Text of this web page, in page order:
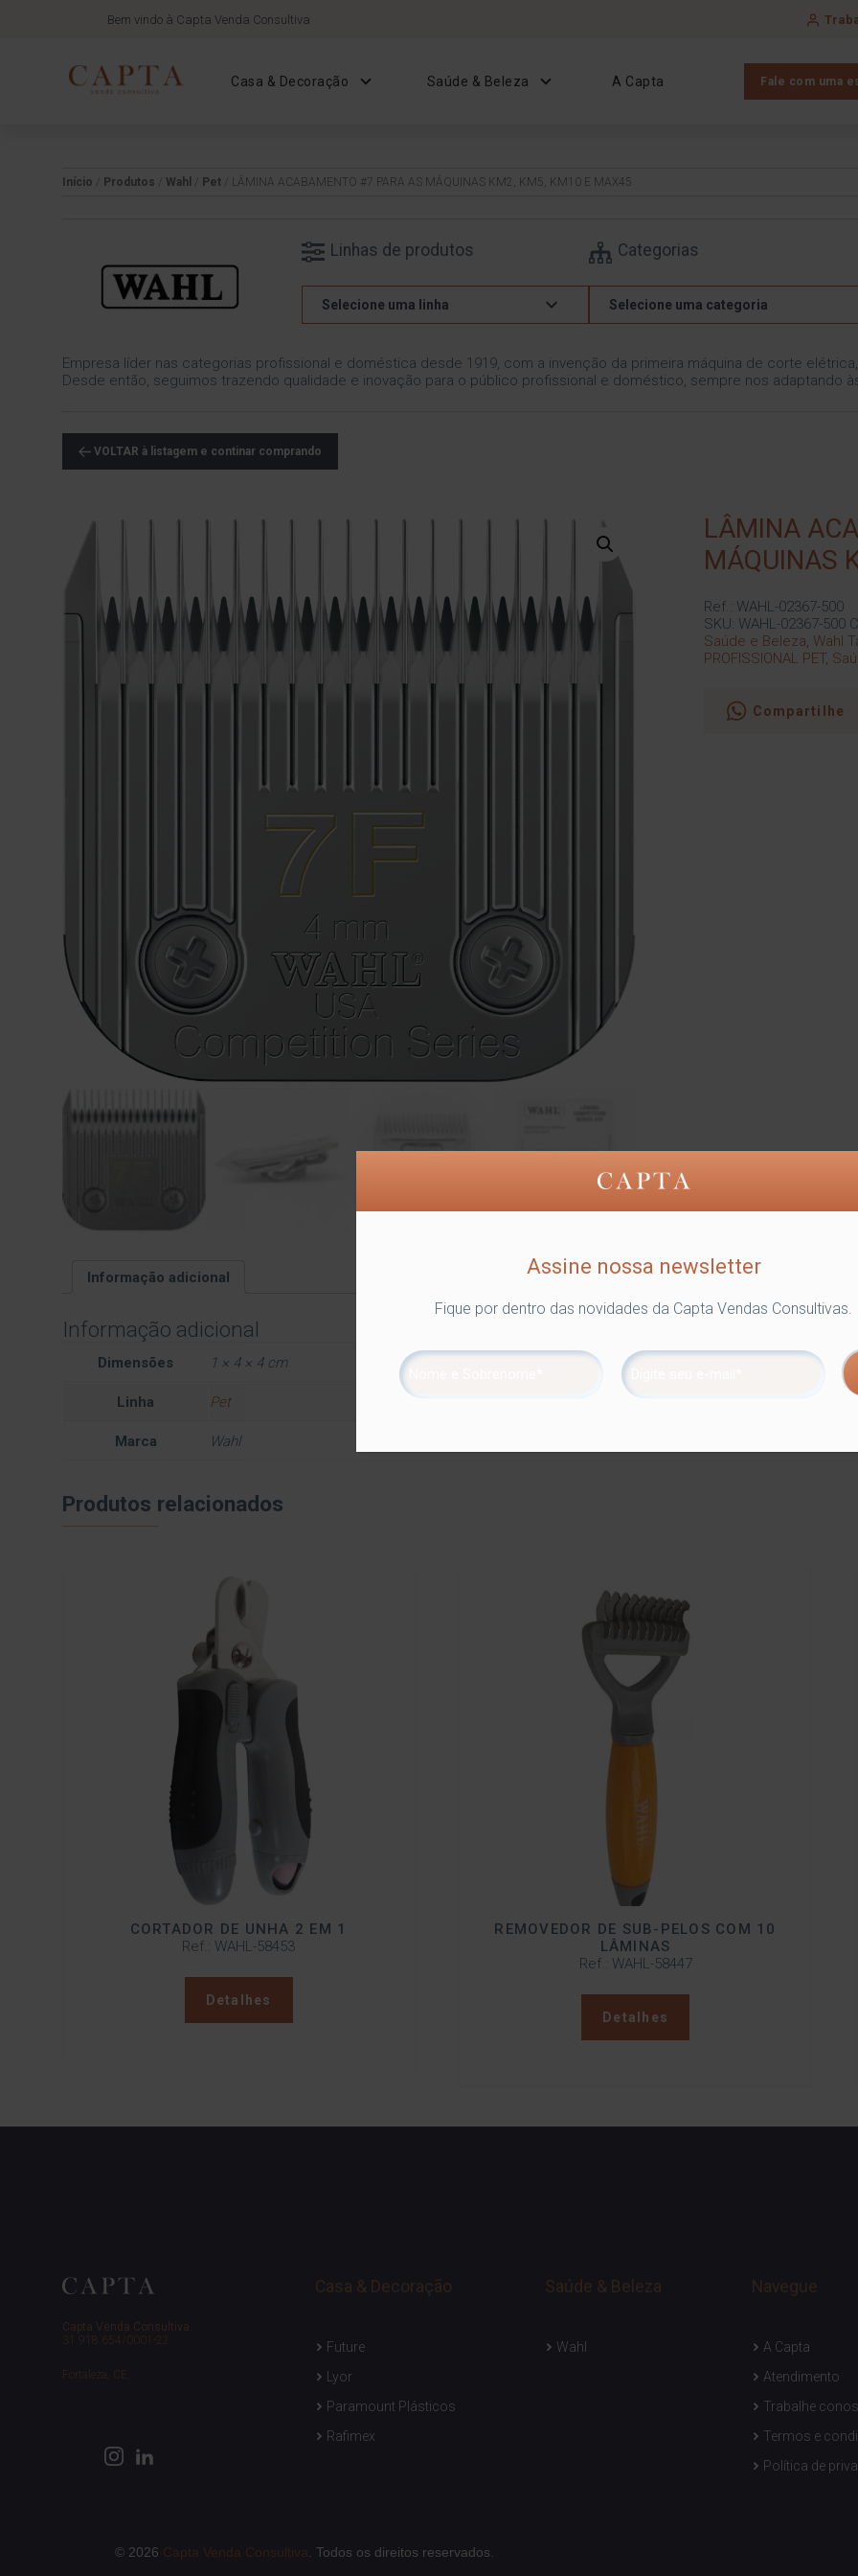
Bem vindo à Capta Venda Consultiva
Casa & Decoração Saúde & Beleza A Capta Fale com uma
Início Produtos Wahl Pet/ LÂMINA ACABAMENTO #7 PARA AS MÁQUINAS KM2, KM5, KM10 E MAX45
Linhas de produtos
Selecione uma linha
Categorias
Selecione uma categoria
Empresa líder nas categorias profissional e doméstica desde 1919, com a invenção da primeira máquina de corte
Desde então, seguimos trazendo qualidade e inovação para o público profissional e doméstico, sempre nos adaptando
VOLTAR à listagem e continar comprando
LÂMINA
MÁQUINAS
Ref.: WAHL-02367-500
SKU: WAHL-02367-500
Saúde e Beleza Wahl
PROFISSIONAL PET,
Compartilhe
Informação adicional
Informação adicional
Dimensões 1 × 4 × 4 cm
Linha Pet
Marca Wahl
Produtos relacionados
CORTADOR DE UNHA 2 EM 1
Ref.: WAHL-58453
Detalhes
REMOVEDOR DE SUB-PELOS COM 10
LÂMINAS
Ref.: WAHL-58447
Detalhes
Capta Venda Consultiva.
31.918.654/0001-22
Fortaleza, CE,
Casa & Decoração
Future
Lyor
Paramount Plásticos
Rafimex
Saúde & Beleza
Wahl
Navegue
A Capta
Atendimento
Trabalhe
Termos e
Política de
© 2026 Capta Venda Consultiva . Todos os direitos reservados.
Assine nossa newsletter
Fique por dentro das novidades da Capta Vendas Consultivas.